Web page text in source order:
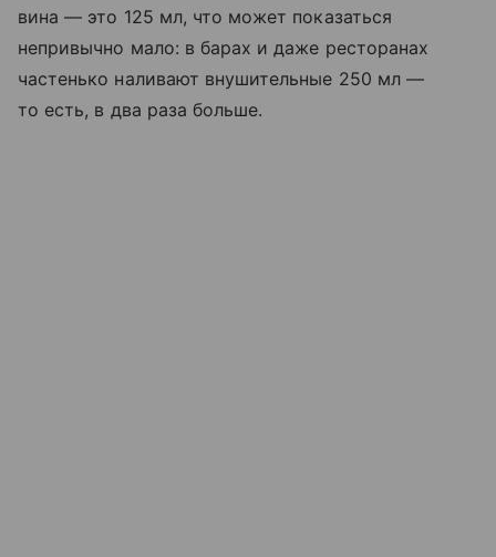
вина — это 125 мл, что может показаться
непривычно мало: в барах и даже ресторанах
частенько наливают внушительные 250 мл —
то есть, в два раза больше.